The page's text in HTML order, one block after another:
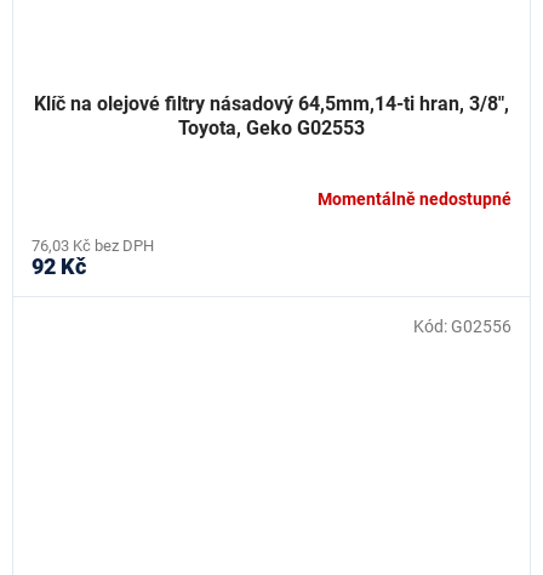
Klíč na olejové filtry násadový 64,5mm,14-ti hran, 3/8",
Toyota, Geko G02553
Momentálně nedostupné
76,03 Kč bez DPH
92 Kč
Kód: G02556